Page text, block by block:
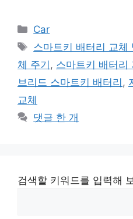
카
테
리
Car
태
그
스마트키 배터리 교체
체 주기 , 스마트키 배터리
브리드 스마트키 배터리 ,
교체
댓글 한 개
검색할 키워드를 입력해